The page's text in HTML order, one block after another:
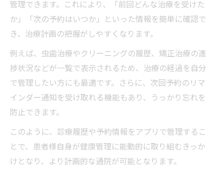
管理できます。これにより、「前回どんな治療を受けた
か」「次の予約はいつか」といった情報を簡単に確認で
き、治療計画の把握がしやすくなります。
例えば、虫歯治療やクリーニングの履歴、矯正治療の進
捗状況などが一覧で表示されるため、治療の経過を自分
で管理したい方にも最適です。さらに、次回予約のリマ
インダー通知を受け取れる機能もあり、うっかり忘れを
防止できます。
このように、診療履歴や予約情報をアプリで管理するこ
とで、患者様自身が健康管理に能動的に取り組むきっか
けとなり、より計画的な通院が可能となります。